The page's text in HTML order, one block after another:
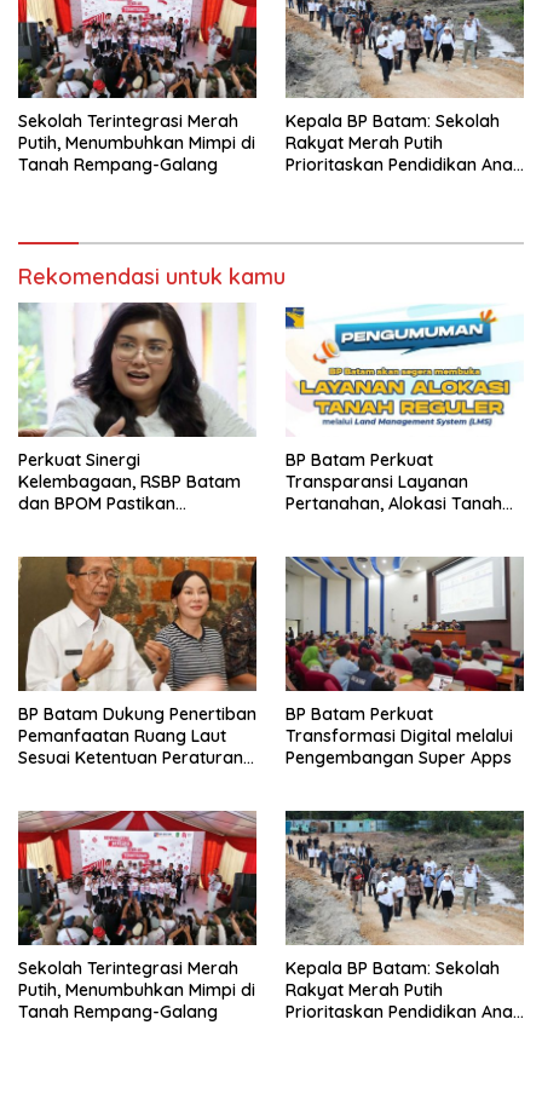
Sekolah Terintegrasi Merah
Putih, Menumbuhkan Mimpi di
Tanah Rempang-Galang
Kepala BP Batam: Sekolah
Rakyat Merah Putih
Prioritaskan Pendidikan Anak
Rekomendasi untuk kamu
Perkuat Sinergi
Kelembagaan, RSBP Batam
dan BPOM Pastikan
BP Batam Perkuat
Transparansi Layanan
Pertanahan, Alokasi Tanah
BP Batam Dukung Penertiban
Pemanfaatan Ruang Laut
Sesuai Ketentuan Peraturan
BP Batam Perkuat
Transformasi Digital melalui
Pengembangan Super Apps
Sekolah Terintegrasi Merah
Putih, Menumbuhkan Mimpi di
Tanah Rempang-Galang
Kepala BP Batam: Sekolah
Rakyat Merah Putih
Prioritaskan Pendidikan Anak